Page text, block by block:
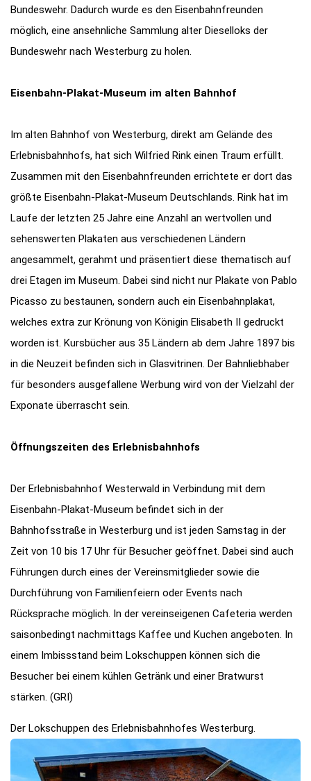
Bundeswehr. Dadurch wurde es den Eisenbahnfreunden
möglich, eine ansehnliche Sammlung alter Dieselloks der
Bundeswehr nach Westerburg zu holen.
Eisenbahn-Plakat-Museum im alten Bahnhof
Im alten Bahnhof von Westerburg, direkt am Gelände des
Erlebnisbahnhofs, hat sich Wilfried Rink einen Traum erfüllt.
Zusammen mit den Eisenbahnfreunden errichtete er dort das
größte Eisenbahn-Plakat-Museum Deutschlands. Rink hat im
Laufe der letzten 25 Jahre eine Anzahl an wertvollen und
sehenswerten Plakaten aus verschiedenen Ländern
angesammelt, gerahmt und präsentiert diese thematisch auf
drei Etagen im Museum. Dabei sind nicht nur Plakate von Pablo
Picasso zu bestaunen, sondern auch ein Eisenbahnplakat,
welches extra zur Krönung von Königin Elisabeth II gedruckt
worden ist. Kursbücher aus 35 Ländern ab dem Jahre 1897 bis
in die Neuzeit befinden sich in Glasvitrinen. Der Bahnliebhaber
für besonders ausgefallene Werbung wird von der Vielzahl der
Exponate überrascht sein.
Öffnungszeiten des Erlebnisbahnhofs
Der Erlebnisbahnhof Westerwald in Verbindung mit dem
Eisenbahn-Plakat-Museum befindet sich in der
Bahnhofsstraße in Westerburg und ist jeden Samstag in der
Zeit von 10 bis 17 Uhr für Besucher geöffnet. Dabei sind auch
Führungen durch eines der Vereinsmitglieder sowie die
Durchführung von Familienfeiern oder Events nach
Rücksprache möglich. In der vereinseigenen Cafeteria werden
saisonbedingt nachmittags Kaffee und Kuchen angeboten. In
einem Imbissstand beim Lokschuppen können sich die
Besucher bei einem kühlen Getränk und einer Bratwurst
stärken. (GRI)
Der Lokschuppen des Erlebnisbahnhofes Westerburg.